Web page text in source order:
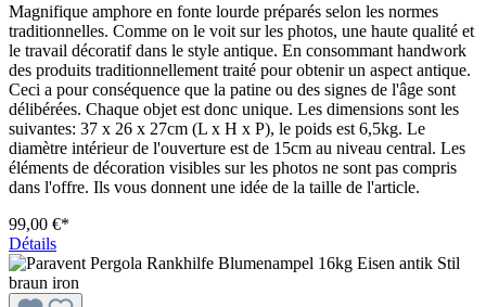
Magnifique amphore en fonte lourde préparés selon les normes
traditionnelles. Comme on le voit sur les photos, une haute qualité et
le travail décoratif dans le style antique. En consommant handwork
des produits traditionnellement traité pour obtenir un aspect antique.
Ceci a pour conséquence que la patine ou des signes de l'âge sont
délibérées. Chaque objet est donc unique. Les dimensions sont les
suivantes: 37 x 26 x 27cm (L x H x P), le poids est 6,5kg. Le
diamètre intérieur de l'ouverture est de 15cm au niveau central. Les
éléments de décoration visibles sur les photos ne sont pas compris
dans l'offre. Ils vous donnent une idée de la taille de l'article.
99,00 €*
Détails